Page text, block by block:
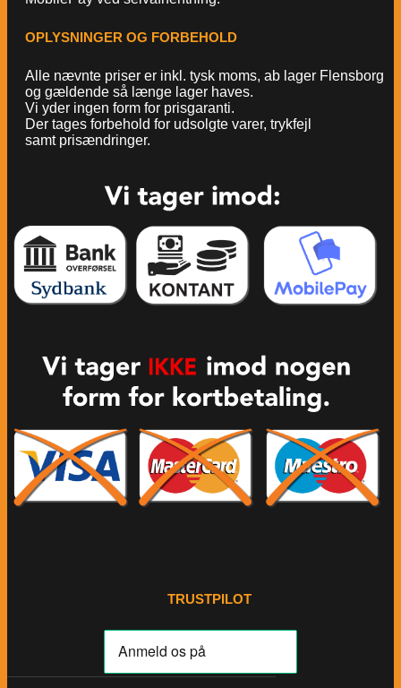
OPLYSNINGER OG FORBEHOLD
Alle nævnte priser er inkl. tysk moms, ab lager Flensborg
og gældende så længe lager haves.
Vi yder ingen form for prisgaranti.
Der tages forbehold for udsolgte varer, trykfejl
samt prisændringer.
TRUSTPILOT